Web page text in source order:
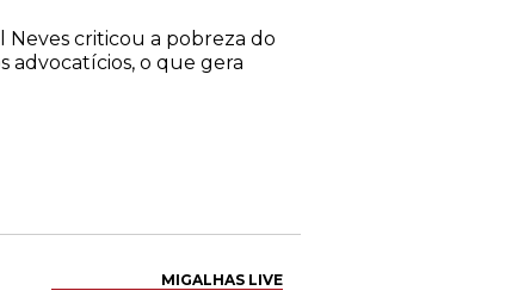
Neves criticou a pobreza do
advocatícios, o que gera
MIGALHAS LIVE